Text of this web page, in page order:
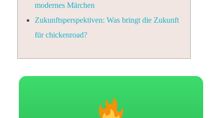
modernes Märchen
Zukunftsperspektiven: Was bringt die Zukunft
für chickenroad?